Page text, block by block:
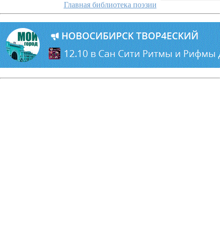
Главная библиотека поэзии